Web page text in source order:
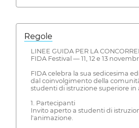
Regole
LINEE GUIDA PER LA
FIDA Festival — 11, 12 e 13
FIDA celebra la sua sedicesima
dal coinvolgimento della
studenti di istruzione superiore
1. Partecipanti
Invito aperto a studenti di
l'animazione.